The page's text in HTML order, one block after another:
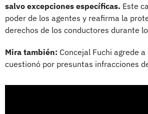
salvo excepciones específicas. Este
poder de los agentes y reafirma la
derechos de los conductores durante
Mira también: Concejal Fuchi agrede
cuestionó por presuntas infracciones